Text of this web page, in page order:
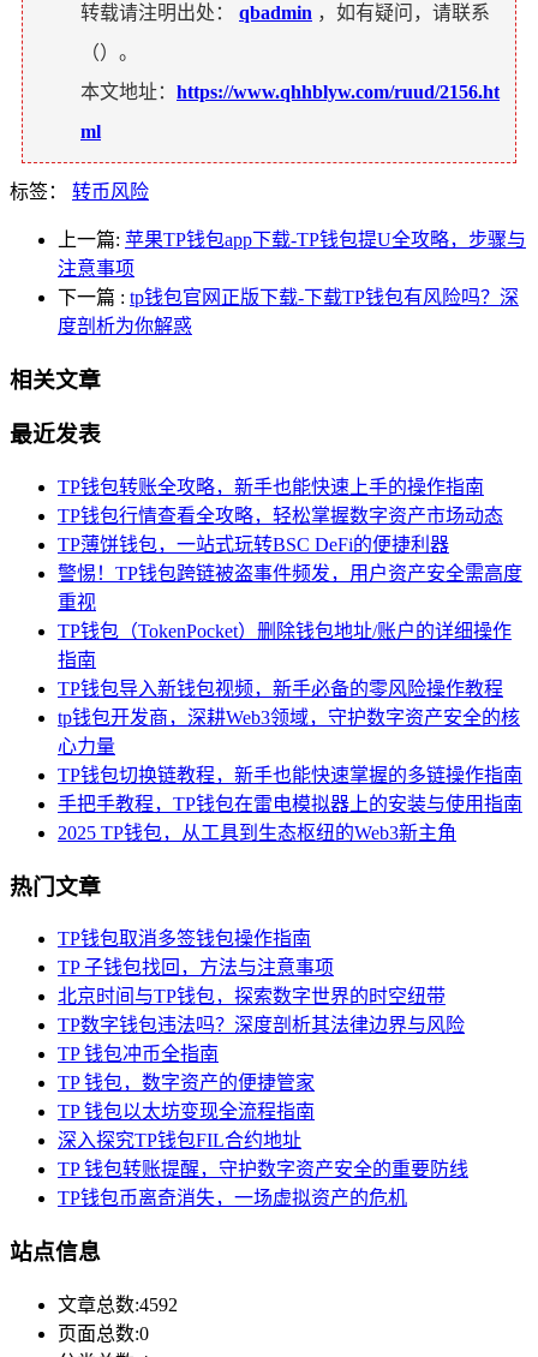
转载请注明出处： qbadmin ，如有疑问，请联系
（）。
本文地址： https://www.qhhblyw.com/ruud/2156.ht
ml
标签： 转币风险
上一篇: 苹果TP钱包app下载-TP钱包提U全攻略，步骤与
注意事项
下一篇 : tp钱包官网正版下载-下载TP钱包有风险吗？深
度剖析为你解惑
相关文章
最近发表
TP钱包转账全攻略，新手也能快速上手的操作指南
TP钱包行情查看全攻略，轻松掌握数字资产市场动态
TP薄饼钱包，一站式玩转BSC DeFi的便捷利器
警惕！TP钱包跨链被盗事件频发，用户资产安全需高度
重视
TP钱包（TokenPocket）删除钱包地址/账户的详细操作
指南
TP钱包导入新钱包视频，新手必备的零风险操作教程
tp钱包开发商，深耕Web3领域，守护数字资产安全的核
心力量
TP钱包切换链教程，新手也能快速掌握的多链操作指南
手把手教程，TP钱包在雷电模拟器上的安装与使用指南
2025 TP钱包，从工具到生态枢纽的Web3新主角
热门文章
TP钱包取消多签钱包操作指南
TP 子钱包找回，方法与注意事项
北京时间与TP钱包，探索数字世界的时空纽带
TP数字钱包违法吗？深度剖析其法律边界与风险
TP 钱包冲币全指南
TP 钱包，数字资产的便捷管家
TP 钱包以太坊变现全流程指南
深入探究TP钱包FIL合约地址
TP 钱包转账提醒，守护数字资产安全的重要防线
TP钱包币离奇消失，一场虚拟资产的危机
站点信息
文章总数:4592
页面总数:0